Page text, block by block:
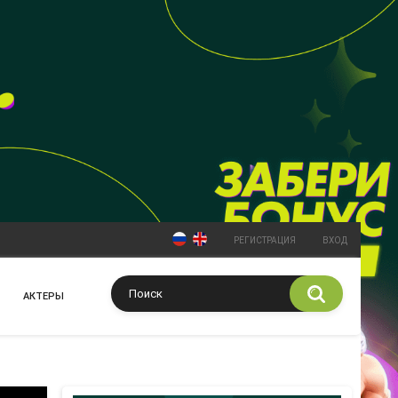
РЕГИСТРАЦИЯ ВХОД
АКТЕРЫ